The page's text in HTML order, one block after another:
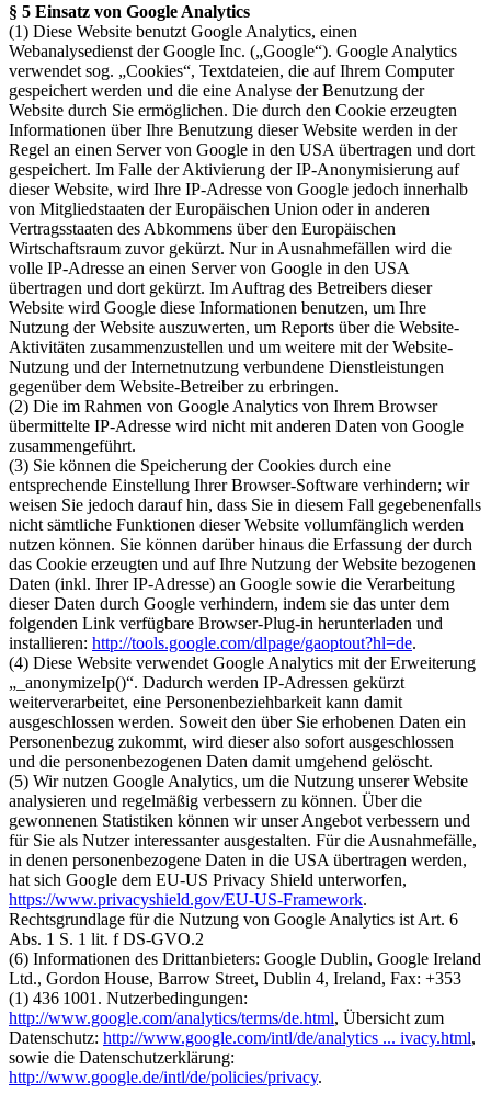
§ 5 Einsatz von Google Analytics
(1) Diese Website benutzt Google Analytics, einen
Webanalysedienst der Google Inc. („Google“). Google Analytics
verwendet sog. „Cookies“, Textdateien, die auf Ihrem Computer
gespeichert werden und die eine Analyse der Benutzung der
Website durch Sie ermöglichen. Die durch den Cookie erzeugten
Informationen über Ihre Benutzung dieser Website werden in der
Regel an einen Server von Google in den USA übertragen und dort
gespeichert. Im Falle der Aktivierung der IP-Anonymisierung auf
dieser Website, wird Ihre IP-Adresse von Google jedoch innerhalb
von Mitgliedstaaten der Europäischen Union oder in anderen
Vertragsstaaten des Abkommens über den Europäischen
Wirtschaftsraum zuvor gekürzt. Nur in Ausnahmefällen wird die
volle IP-Adresse an einen Server von Google in den USA
übertragen und dort gekürzt. Im Auftrag des Betreibers dieser
Website wird Google diese Informationen benutzen, um Ihre
Nutzung der Website auszuwerten, um Reports über die Website-
Aktivitäten zusammenzustellen und um weitere mit der Website-
Nutzung und der Internetnutzung verbundene Dienstleistungen
gegenüber dem Website-Betreiber zu erbringen.
(2) Die im Rahmen von Google Analytics von Ihrem Browser
übermittelte IP-Adresse wird nicht mit anderen Daten von Google
zusammengeführt.
(3) Sie können die Speicherung der Cookies durch eine
entsprechende Einstellung Ihrer Browser-Software verhindern; wir
weisen Sie jedoch darauf hin, dass Sie in diesem Fall gegebenenfalls
nicht sämtliche Funktionen dieser Website vollumfänglich werden
nutzen können. Sie können darüber hinaus die Erfassung der durch
das Cookie erzeugten und auf Ihre Nutzung der Website bezogenen
Daten (inkl. Ihrer IP-Adresse) an Google sowie die Verarbeitung
dieser Daten durch Google verhindern, indem sie das unter dem
folgenden Link verfügbare Browser-Plug-in herunterladen und
installieren: http://tools.google.com/dlpage/gaoptout?hl=de.
(4) Diese Website verwendet Google Analytics mit der Erweiterung
„_anonymizeIp()“. Dadurch werden IP-Adressen gekürzt
weiterverarbeitet, eine Personenbeziehbarkeit kann damit
ausgeschlossen werden. Soweit den über Sie erhobenen Daten ein
Personenbezug zukommt, wird dieser also sofort ausgeschlossen
und die personenbezogenen Daten damit umgehend gelöscht.
(5) Wir nutzen Google Analytics, um die Nutzung unserer Website
analysieren und regelmäßig verbessern zu können. Über die
gewonnenen Statistiken können wir unser Angebot verbessern und
für Sie als Nutzer interessanter ausgestalten. Für die Ausnahmefälle,
in denen personenbezogene Daten in die USA übertragen werden,
hat sich Google dem EU-US Privacy Shield unterworfen,
https://www.privacyshield.gov/EU-US-Framework.
Rechtsgrundlage für die Nutzung von Google Analytics ist Art. 6
Abs. 1 S. 1 lit. f DS-GVO.2
(6) Informationen des Drittanbieters: Google Dublin, Google Ireland
Ltd., Gordon House, Barrow Street, Dublin 4, Ireland, Fax: +353
(1) 436 1001. Nutzerbedingungen:
http://www.google.com/analytics/terms/de.html, Übersicht zum
Datenschutz: http://www.google.com/intl/de/analytics ... ivacy.html,
sowie die Datenschutzerklärung:
http://www.google.de/intl/de/policies/privacy.